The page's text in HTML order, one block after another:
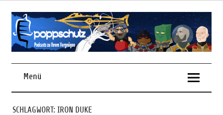
Skip
contentPodcasts zu Ihrem Vergnügen
Menü
SCHLAGWORT: IRON DUKE